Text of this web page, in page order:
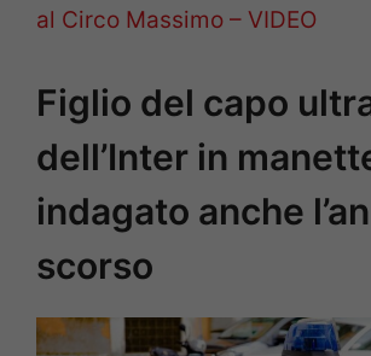
al Circo Massimo – VIDEO
Figlio del capo
dell’Inter in
indagato anche
scorso